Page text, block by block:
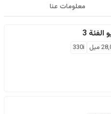
معلومات عنا
الفئة 3
ميل 330i